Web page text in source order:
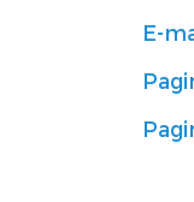
E-